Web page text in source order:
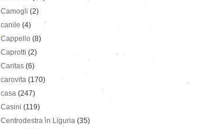
Camogli (2)
canile (4)
Cappello (8)
Caprotti (2)
Caritas (6)
carovita (170)
casa (247)
Casini (119)
Centrodestra in Liguria (35)